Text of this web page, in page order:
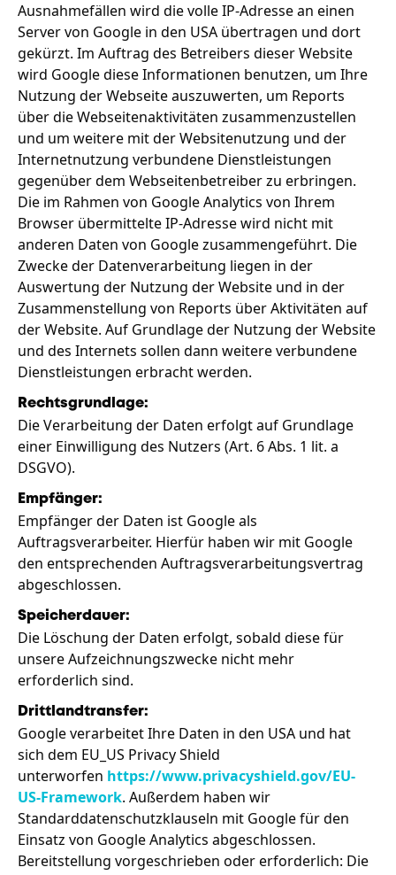
Ausnahmefällen wird die volle IP-Adresse an einen
Server von Google in den USA übertragen und dort
gekürzt. Im Auftrag des Betreibers dieser Website
wird Google diese Informationen benutzen, um Ihre
Nutzung der Webseite auszuwerten, um Reports
über die Webseitenaktivitäten zusammenzustellen
und um weitere mit der Websitenutzung und der
Internetnutzung verbundene Dienstleistungen
gegenüber dem Webseitenbetreiber zu erbringen.
Die im Rahmen von Google Analytics von Ihrem
Browser übermittelte IP-Adresse wird nicht mit
anderen Daten von Google zusammengeführt. Die
Zwecke der Datenverarbeitung liegen in der
Auswertung der Nutzung der Website und in der
Zusammenstellung von Reports über Aktivitäten auf
der Website. Auf Grundlage der Nutzung der Website
und des Internets sollen dann weitere verbundene
Dienstleistungen erbracht werden.
Rechtsgrundlage:
Die Verarbeitung der Daten erfolgt auf Grundlage
einer Einwilligung des Nutzers (Art. 6 Abs. 1 lit. a
DSGVO).
Empfänger:
Empfänger der Daten ist Google als
Auftragsverarbeiter. Hierfür haben wir mit Google
den entsprechenden Auftragsverarbeitungsvertrag
abgeschlossen.
Speicherdauer:
Die Löschung der Daten erfolgt, sobald diese für
unsere Aufzeichnungszwecke nicht mehr
erforderlich sind.
Drittlandtransfer:
Google verarbeitet Ihre Daten in den USA und hat
sich dem EU_US Privacy Shield
unterworfen https://www.privacyshield.gov/EU-
US-Framework. Außerdem haben wir
Standarddatenschutzklauseln mit Google für den
Einsatz von Google Analytics abgeschlossen.
Bereitstellung vorgeschrieben oder erforderlich: Die